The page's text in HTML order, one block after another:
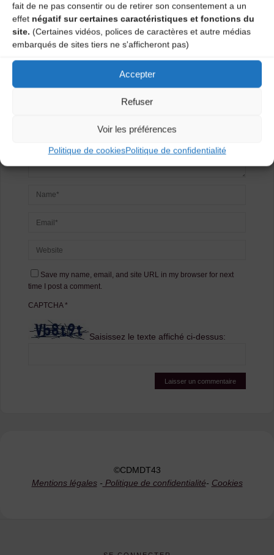
fait de ne pas consentir ou de retirer son consentement a un
effet négatif sur certaines caractéristiques et fonctions du
site. (Certaines vidéos, polices de caractères et autre médias
embarqués de sites tiers ne s'afficheront pas)
Accepter
Refuser
Voir les préférences
Politique de cookiesPolitique de confidentialité
Laisser un
commentaire
obligatoires sont indiqués avec*
Save my name, email, and site URL in my browser for next
time I post a comment.
CAPTCHA*
Saisissez le texte affiché ci-dessus:
©CDMDT43
Mentions légales- Politique de confidentialité- Cookies